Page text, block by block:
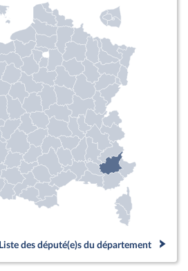
Liste des député(e)s du département